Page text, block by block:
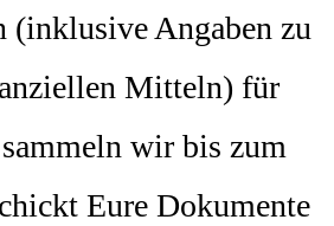
(inklusive Angaben zu
Mitteln) für
wir bis zum
Eure Dokumente